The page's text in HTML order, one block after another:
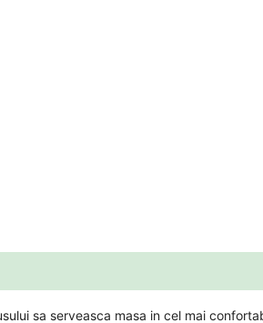
sa serveasca masa in cel mai